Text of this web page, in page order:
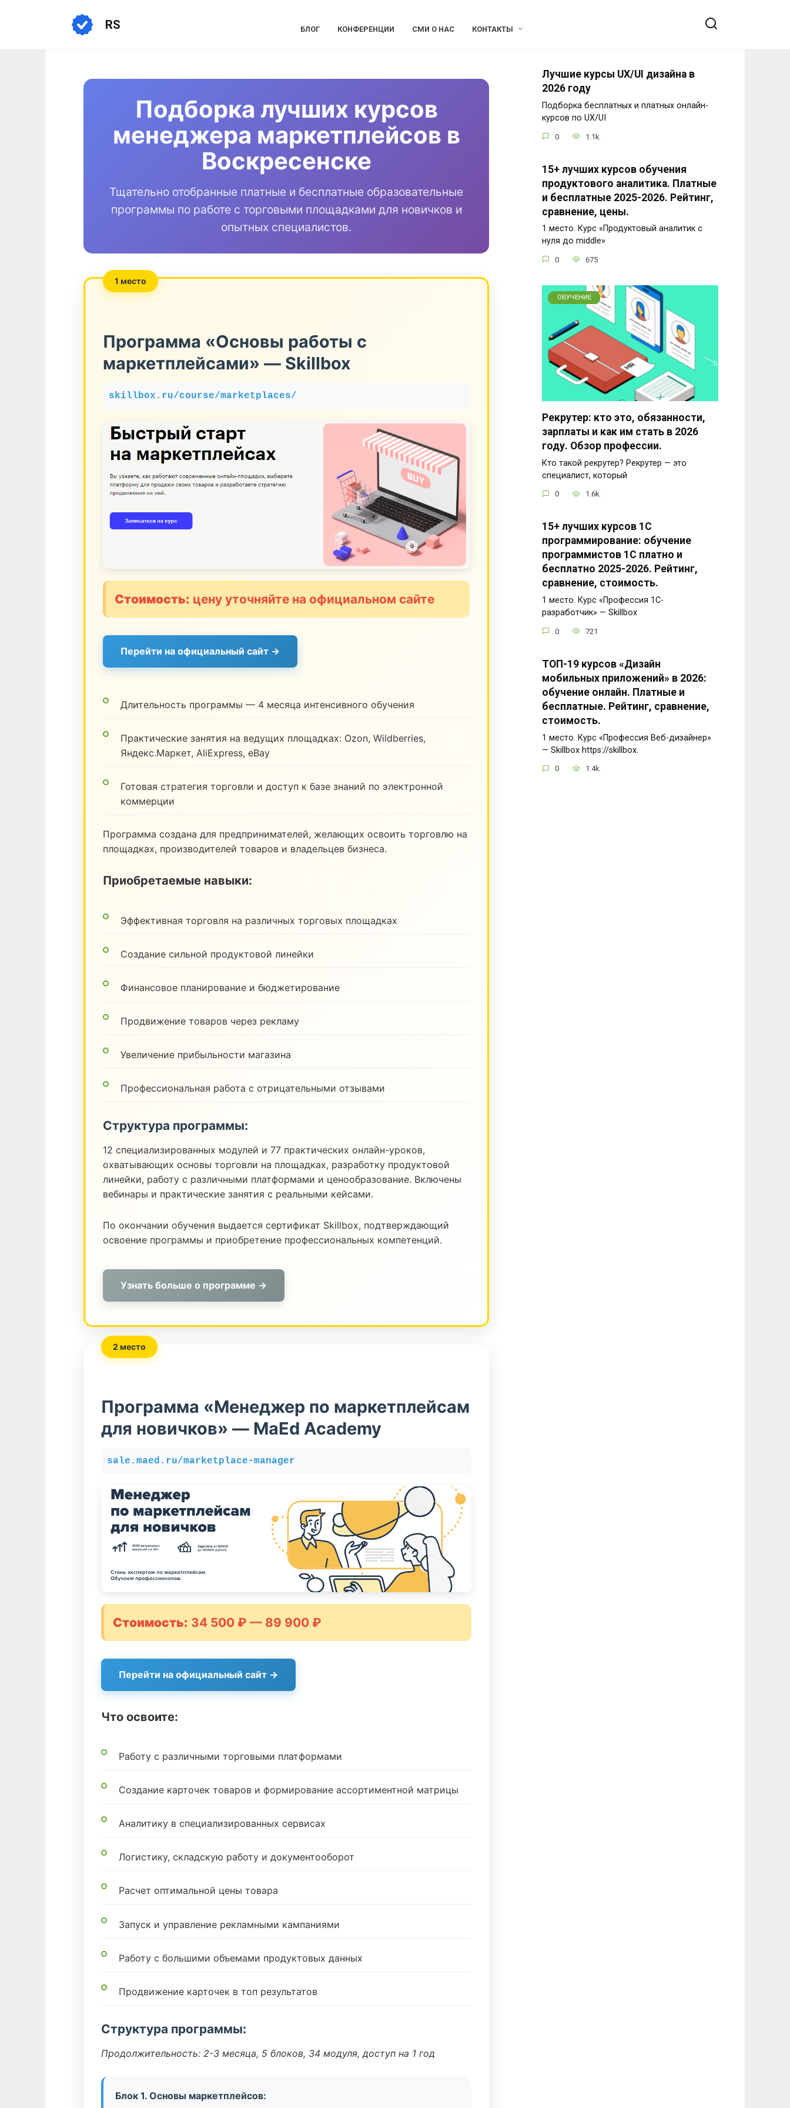
RS БЛОГ КОНФЕРЕНЦИИ СМИ О НАС КОНТАКТЫ
Подборка лучших курсов
менеджера маркетплейсов в
Воскресенске
Тщательно отобранные платные и бесплатные образовательные
программы по работе с торговыми площадками для новичков и
опытных специалистов.
1 место
Программа «Основы работы с
маркетплейсами» — Skillbox
skillbox.ru/course/marketplaces/
Стоимость: цену уточняйте на официальном сайте
Перейти на официальный сайт →
Длительность программы — 4 месяца интенсивного обучения
Практические занятия на ведущих площадках: Ozon, Wildberries,
Яндекс.Маркет, AliExpress, eBay
Готовая стратегия торговли и доступ к базе знаний по электронной
коммерции
Программа создана для предпринимателей, желающих освоить торговлю на
площадках, производителей товаров и владельцев бизнеса.
Приобретаемые навыки:
Эффективная торговля на различных торговых площадках
Создание сильной продуктовой линейки
Финансовое планирование и бюджетирование
Продвижение товаров через рекламу
Увеличение прибыльности магазина
Профессиональная работа с отрицательными отзывами
Структура программы:
12 специализированных модулей и 77 практических онлайн-уроков,
охватывающих основы торговли на площадках, разработку продуктовой
линейки, работу с различными платформами и ценообразование. Включены
вебинары и практические занятия с реальными кейсами.
По окончании обучения выдается сертификат Skillbox, подтверждающий
освоение программы и приобретение профессиональных компетенций.
Узнать больше о программе →
2 место
Программа «Менеджер по маркетплейсам
для новичков» — MaEd Academy
sale.maed.ru/marketplace-manager
Стоимость: 34 500 ₽ — 89 900 ₽
Перейти на официальный сайт →
Что освоите:
Работу с различными торговыми платформами
Создание карточек товаров и формирование ассортиментной матрицы
Аналитику в специализированных сервисах
Логистику, складскую работу и документооборот
Расчет оптимальной цены товара
Запуск и управление рекламными кампаниями
Работу с большими объемами продуктовых данных
Продвижение карточек в топ результатов
Структура программы:
Продолжительность: 2-3 месяца, 5 блоков, 34 модуля, доступ на 1 год
Блок 1. Основы маркетплейсов:
Лучшие курсы UX/UI дизайна в
2026 году
Подборка бесплатных и платных онлайн-
курсов по UX/UI
0 1.1k.
15+ лучших курсов обучения
продуктового аналитика. Платные
и бесплатные 2025-2026. Рейтинг,
сравнение, цены.
1 место. Курс «Продуктовый аналитик с
нуля до middle»
0 675
ОБУЧЕНИЕ
Рекрутер: кто это, обязанности,
зарплаты и как им стать в 2026
году. Обзор профессии.
Кто такой рекрутер? Рекрутер — это
специалист, который
0 1.6k.
15+ лучших курсов 1С
программирование: обучение
программистов 1С платно и
бесплатно 2025-2026. Рейтинг,
сравнение, стоимость.
1 место. Курс «Профессия 1C-
разработчик» — Skillbox
0 721
ТОП-19 курсов «Дизайн
мобильных приложений» в 2026:
обучение онлайн. Платные и
бесплатные. Рейтинг, сравнение,
стоимость.
1 место. Курс «Профессия Веб-дизайнер»
— Skillbox https://skillbox.
0 1.4k.